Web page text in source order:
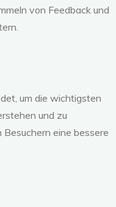
von Feedback und
um die wichtigsten
und zu
eine bessere